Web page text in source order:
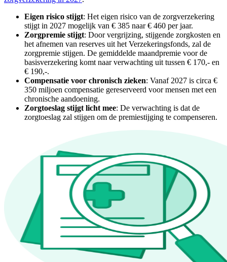
Eigen risico stijgt: Het eigen risico van de zorgverzekering
stijgt in 2027 mogelijk van € 385 naar € 460 per jaar.
Zorgpremie stijgt: Door vergrijzing, stijgende zorgkosten en
het afnemen van reserves uit het Verzekeringsfonds, zal de
zorgpremie stijgen. De gemiddelde maandpremie voor de
basisverzekering komt naar verwachting uit tussen € 170,- en
€ 190,-.
Compensatie voor chronisch zieken: Vanaf 2027 is circa €
350 miljoen compensatie gereserveerd voor mensen met een
chronische aandoening.
Zorgtoeslag stijgt licht mee: De verwachting is dat de
zorgtoeslag zal stijgen om de premiestijging te compenseren.